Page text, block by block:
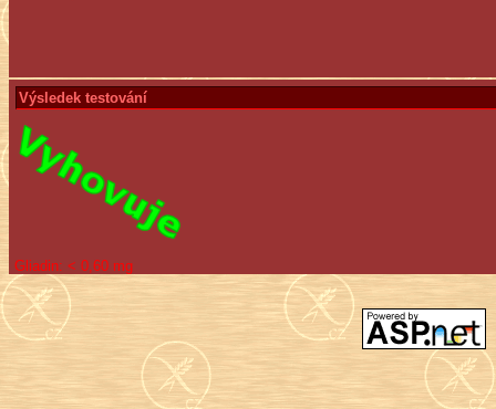
Výsledek testování
Gliadin: < 0,60 mg